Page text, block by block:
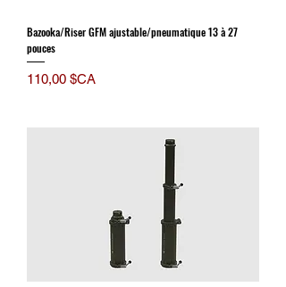
Bazooka/Riser GFM ajustable/pneumatique 13 à 27
pouces
Prix
110,00 $CA